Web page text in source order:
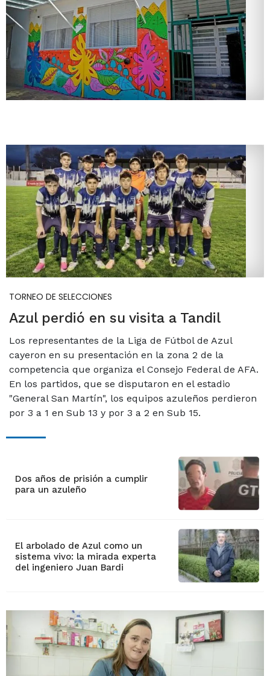
TORNEO DE SELECCIONES
Azul perdió en su visita a Tandil
Los representantes de la Liga de Fútbol de Azul
cayeron en su presentación en la zona 2 de la
competencia que organiza el Consejo Federal de AFA.
En los partidos, que se disputaron en el estadio
"General San Martín", los equipos azuleños perdieron
por 3 a 1 en Sub 13 y por 3 a 2 en Sub 15.
Dos años de prisión a cumplir
para un azuleño
El arbolado de Azul como un
sistema vivo: la mirada experta
del ingeniero Juan Bardi